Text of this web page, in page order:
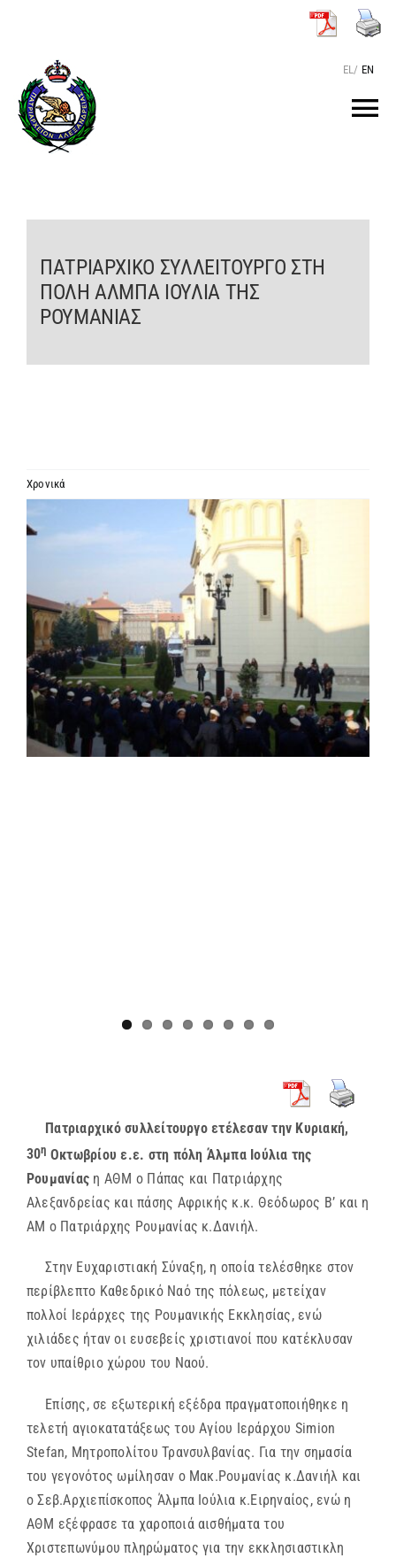
περιεχόμενο
EL/ EN
ΤΟ ΠΑΤΡΙΑΡΧΕΙΟ
MEDIA
ΣΥΝΔΕΣΕΙΣ
ΠΑΤΡΙΑΡΧΙΚΟ ΣΥΛΛΕΙΤΟΥΡΓΟ ΣΤΗ
ΠΟΛΗ ΑΛΜΠΑ ΙΟΥΛΙΑ ΤΗΣ
ΡΟΥΜΑΝΙΑΣ
Χρονικά
Προβολή
μεγαλύτερης
Πατριαρχικό συλλείτουργο ετέλεσαν την Κυριακή,
30η Οκτωβρίου ε.ε. στη πόλη Άλμπα Ιούλια της
Ρουμανίας η ΑΘΜ ο Πάπας και Πατριάρχης
Αλεξανδρείας και πάσης Αφρικής κ.κ. Θεόδωρος Β’ και η
ΑΜ ο Πατριάρχης Ρουμανίας κ.Δανιήλ.
Στην Ευχαριστιακή Σύναξη, η οποία τελέσθηκε στον
περίβλεπτο Καθεδρικό Ναό της πόλεως, μετείχαν
πολλοί Ιεράρχες της Ρουμανικής Εκκλησίας, ενώ
χιλιάδες ήταν οι ευσεβείς χριστιανοί που κατέκλυσαν
τον υπαίθριο χώρου του Ναού.
Επίσης, σε εξωτερική εξέδρα πραγματοποιήθηκε η
τελετή αγιοκατατάξεως του Αγίου Ιεράρχου Simion
Stefan, Μητροπολίτου Τρανσυλβανίας. Για την σημασία
του γεγονότος ωμίλησαν ο Μακ.Ρουμανίας κ.Δανιήλ και
ο Σεβ.Αρχιεπίσκοπος Άλμπα Ιούλια κ.Ειρηναίος, ενώ η
ΑΘΜ εξέφρασε τα χαροποιά αισθήματα του
Χριστεπωνύμου πληρώματος για την εκκλησιαστικλη